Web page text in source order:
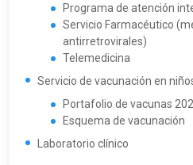
Programa de atención
Servicio Farmacéutico
antirretrovirales)
Telemedicina
Servicio de vacunación en
Portafolio de vacunas
Esquema de vacunación
Laboratorio clínico